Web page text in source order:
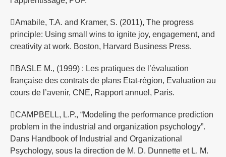
Amabile, T.A. and Kramer, S. (2011), The progress
principle: Using small wins to ignite joy, engagement, and
creativity at work. Boston, Harvard Business Press.
BASLE M., (1999) : Les pratiques de l’évaluation
française des contrats de plans Etat-région, Evaluation au
cours de l’avenir, CNE, Rapport annuel, Paris.
CAMPBELL, L.P., “Modeling the performance prediction
problem in the industrial and organization psychology”.
Dans Handbook of Industrial and Organizational
Psychology, sous la direction de M. D. Dunnette et L. M.